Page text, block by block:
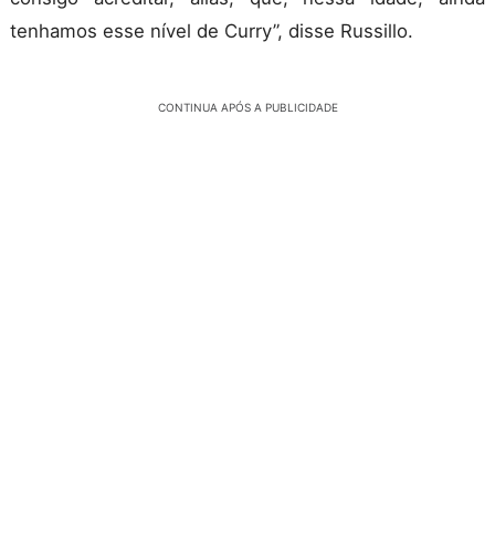
tenhamos esse nível de Curry”, disse Russillo.
CONTINUA APÓS A PUBLICIDADE